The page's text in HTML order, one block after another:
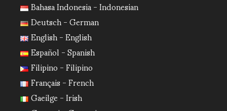
Bahasa Indonesia - Indonesian
Deutsch - German
English - English
Español - Spanish
Filipino - Filipino
Français - French
Gaeilge - Irish